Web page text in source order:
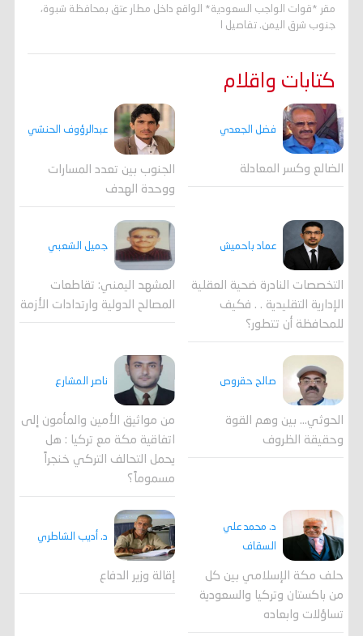
مقر *قوات الواجب السعودية* الواقع داخل مطار عتق بمحافظة شبوة،
جنوب شرق اليمن. تفاصيل ا
كتابات واقلام
فضل الجعدي
الضالع وكسر المعادلة
عبدالرؤوف الحنشي
الجنوب بين تعدد المسارات
ووحدة الهدف
عماد باحميش
التخصصات النادرة ضحية العقلية
الإدارية التقليدية . . فكيف
للمحافظة أن تتطور؟
جميل الشعبي
المشهد اليمني: تقاطعات
المصالح الدولية وارتدادات الأزمة
صالح حقروص
الحوثي... بين وهم القوة
وحقيقة الظروف
ناصر المشارع
من مواثيق الأمين والمأمون إلى
اتفاقية مكة مع تركيا : هل
يحمل التحالف التركي خنجراً
مسموماً؟
د. محمد علي
السقاف
حلف مكة الإسلامي بين كل
من باكستان وتركيا والسعودية
تساؤلات وابعاده
د. أديب الشاطري
إقالة وزير الدفاع